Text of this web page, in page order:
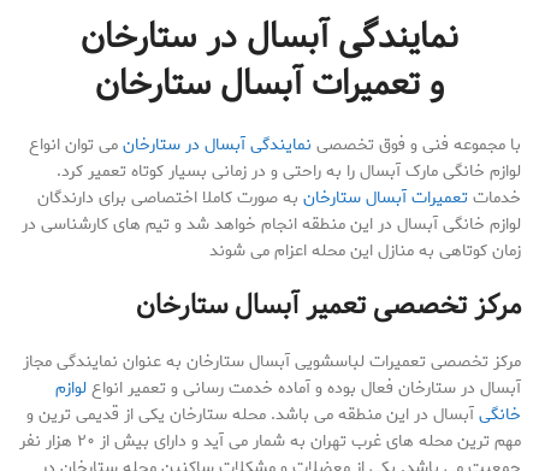
نمایندگی آبسال در ستارخان
و تعمیرات آبسال ستارخان
با مجموعه فنی و فوق تخصصی نمایندگی آبسال در ستارخانمی توان انواع
لوازم خانگی مارک آبسال را به راحتی و در زمانی بسیار کوتاه تعمیر کرد.
خدماتتعمیرات آبسال ستارخان به صورت کاملا اختصاصی برای دارندگان
لوازم خانگی آبسال در این منطقه انجام خواهد شد و تیم های کارشناسی در
زمان کوتاهی به منازل این محله اعزام می شوند
مرکز تخصصی تعمیر آبسال ستارخان
مرکز تخصصی تعمیرات لباسشویی آبسال ستارخان به عنوان نمایندگی مجاز
آبسال در ستارخان فعال بوده و آماده خدمت رسانی و تعمیر انواعلوازم
خانگیآبسال در این منطقه می باشد. محله ستارخان یکی از قدیمی ترین و
مهم ترین محله های غرب تهران به شمار می آید و دارای بیش از ۲۰ هزار نفر